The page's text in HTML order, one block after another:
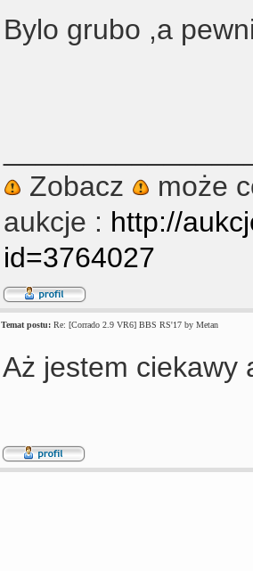
Bylo grubo ,a
Zobacz
może
aukcje : http://
id=3764027
Temat postu: Re: [Corrado 2.9 VR6] BBS RS'17 by Metan
Aż jestem ciekawy